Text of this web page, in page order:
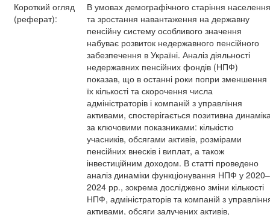
Короткий огляд
(реферат):
В умовах демографічного старіння населення
та зростання навантаження на державну
пенсійну систему особливого значення
набуває розвиток недержавного пенсійного
забезпечення в Україні. Аналіз діяльності
недержавних пенсійних фондів (НПФ)
показав, що в останні роки попри зменшення
їх кількості та скорочення числа
адміністраторів і компаній з управління
активами, спостерігається позитивна
за ключовими показниками: кількістю
учасників, обсягами активів, розмірами
пенсійних внесків і виплат, а також
інвестиційним доходом. В статті проведено
аналіз динаміки функціонування НПФ у 2020–
2024 рр., зокрема досліджено зміни кількості
НПФ, адміністраторів та компаній з
активами, обсяги залучених активів,